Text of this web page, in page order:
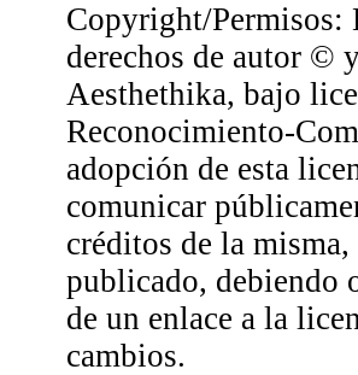
Copyright/Permisos:
derechos de autor ©
Aesthethika, bajo
Reconocimiento-
adopción de esta
comunicar
créditos de la
publicado, debiendo
de un enlace a la
cambios.